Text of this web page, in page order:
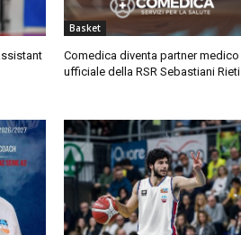
Basket
Comedica diventa partner medico
ufficiale della RSR Sebastiani Rieti